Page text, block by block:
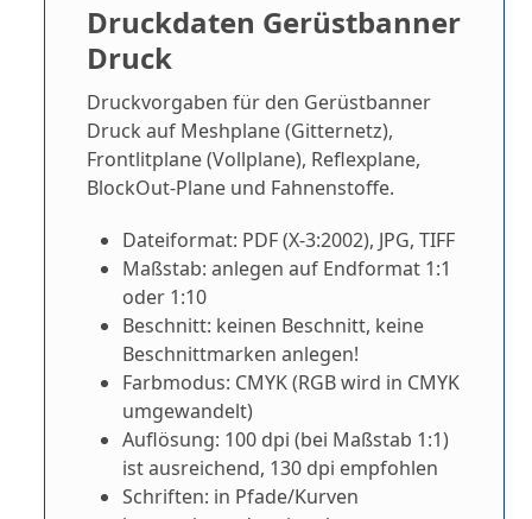
Druckdaten Gerüstbanner
Druck
Druckvorgaben für den Gerüstbanner
Druck auf Meshplane (Gitternetz),
Frontlitplane (Vollplane), Reflexplane,
BlockOut-Plane und Fahnenstoffe.
Dateiformat: PDF (X-3:2002), JPG, TIFF
Maßstab: anlegen auf Endformat 1:1
oder 1:10
Beschnitt: keinen Beschnitt, keine
Beschnittmarken anlegen!
Farbmodus: CMYK (RGB wird in CMYK
umgewandelt)
Auflösung: 100 dpi (bei Maßstab 1:1)
ist ausreichend, 130 dpi empfohlen
Schriften: in Pfade/Kurven